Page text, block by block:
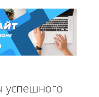
успешного